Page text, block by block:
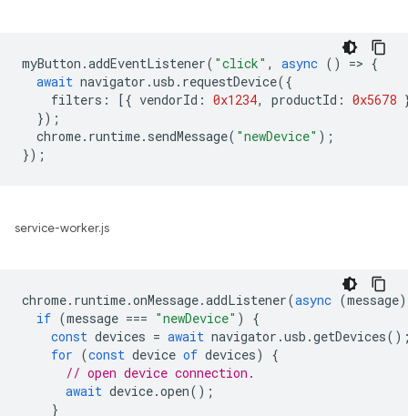
myButton .addEventListener( "click" , async () => {
await navigator .usb . requestDevice({
filters : [{ vendorId : 0x1234, productId : 0x5678
});
chrome. runtime. sendMessage( "newDevice" );
});
service-worker.js
chrome. runtime.onMessage.addListener(async (message)
if (message === "newDevice" )
{
const devices = await navigator .usb .getDevices
for (const device of devices)
{
// open device connection.
await device.open();
}